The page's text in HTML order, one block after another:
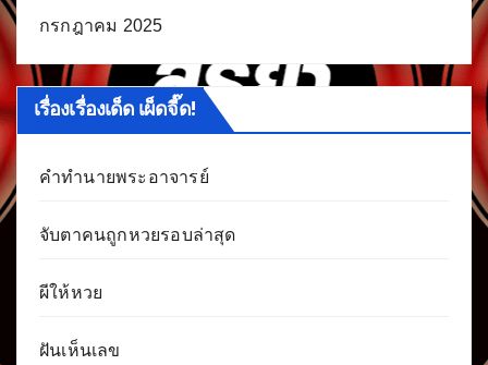
กรกฎาคม 2025
เรื่องเรื่องเด็ด เผ็ดจี๊ด!
คำทำนายพระอาจารย์
จับตาคนถูกหวยรอบล่าสุด
ผีให้หวย
ฝันเห็นเลข